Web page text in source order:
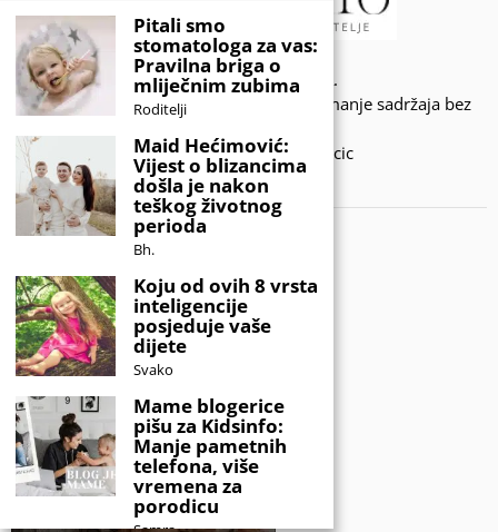
© 2020 - KIDSINFO.BA.
Sva prava zadržana. Zabranjeno preuzimanje sadržaja bez
Developed by Amar SIjercic
IZAŠAO JE NOVI MAGAZIN!
Pitali smo
stomatologa za vas:
Pravilna briga o
mliječnim zubima
Roditelji
Maid Hećimović:
Vijest o blizancima
došla je nakon
teškog životnog
perioda
Bh.
Koju od ovih 8 vrsta
inteligencije
posjeduje vaše
dijete
Svako
Mame blogerice
pišu za Kidsinfo:
Manje pametnih
telefona, više
vremena za
porodicu